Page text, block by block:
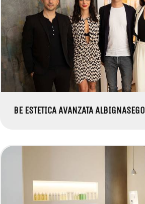
BE ESTETICA AVANZATA ALBIGNASEGO